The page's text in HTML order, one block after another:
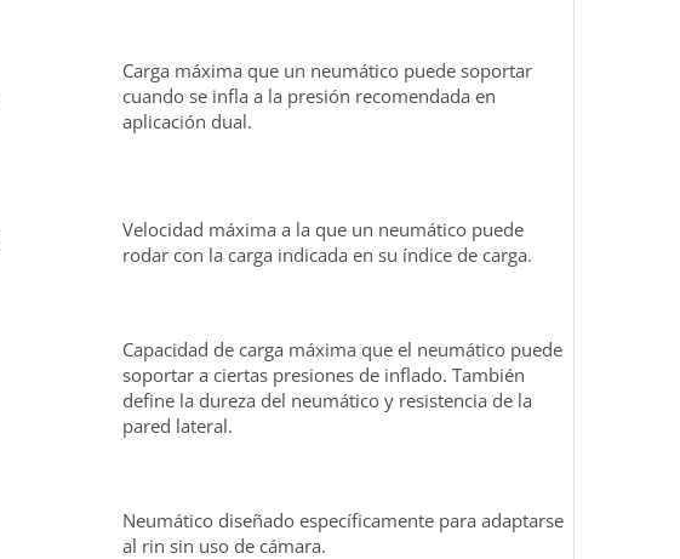
Carga máxima que un neumático puede soportar
cuando se infla a la presión recomendada en
aplicación dual.
Velocidad máxima a la que un neumático puede
rodar con la carga indicada en su índice de carga.
Capacidad de carga máxima que el neumático puede
soportar a ciertas presiones de inflado. También
define la dureza del neumático y resistencia de la
pared lateral.
Neumático diseñado específicamente para adaptarse
al rin sin uso de cámara.